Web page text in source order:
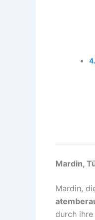
Mardin,
Mardin,
durch ihre